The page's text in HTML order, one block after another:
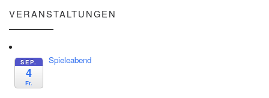
VERANSTALTUNGEN
SEP.
4
Fr.
Spieleabend